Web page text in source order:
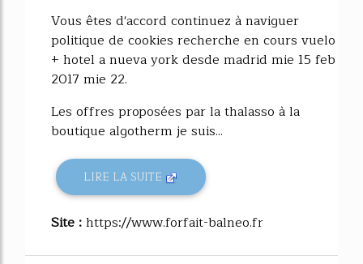
Vous êtes d'accord continuez à naviguer
politique de cookies recherche en cours vuelo
+ hotel a nueva york desde madrid mie 15 feb
2017 mie 22.
Les offres proposées par la thalasso à la
boutique algotherm je suis...
LIRE LA SUITE
Site :https://www.forfait-balneo.fr